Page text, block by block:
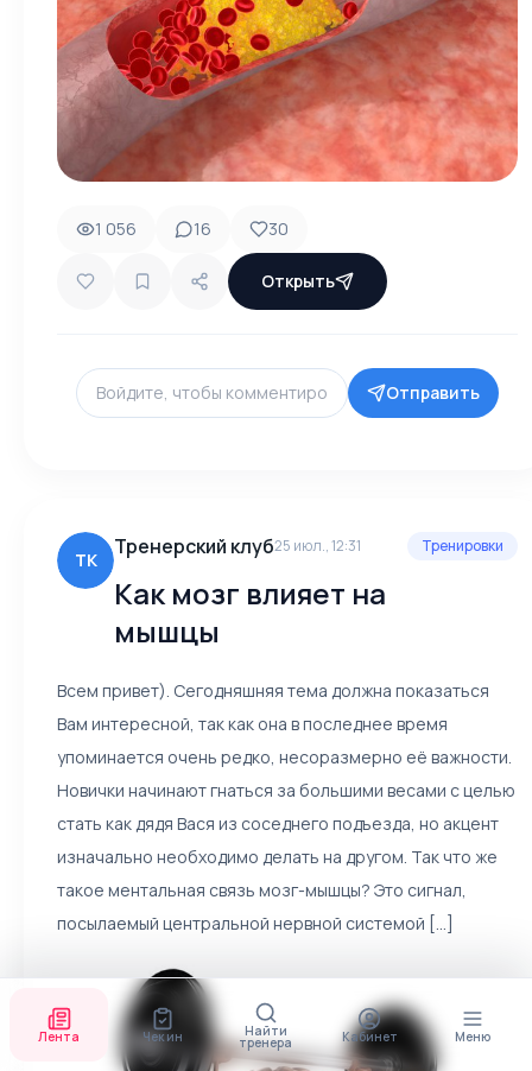
1 056 16 30
Открыть
Отправить
ТК
Тренерский клуб25 июл., 12:31
Как мозг влияет на
мышцы
Тренировки
Всем привет). Сегодняшняя тема должна показаться
Вам интересной, так как она в последнее время
упоминается очень редко, несоразмерно её важности.
Новички начинают гнаться за большими весами с целью
стать как дядя Вася из соседнего подъезда, но акцент
изначально необходимо делать на другом. Так что же
такое ментальная связь мозг-мышцы? Это сигнал,
посылаемый центральной нервной системой [...]
Лента Чек ин Найти
тренера Кабинет Меню